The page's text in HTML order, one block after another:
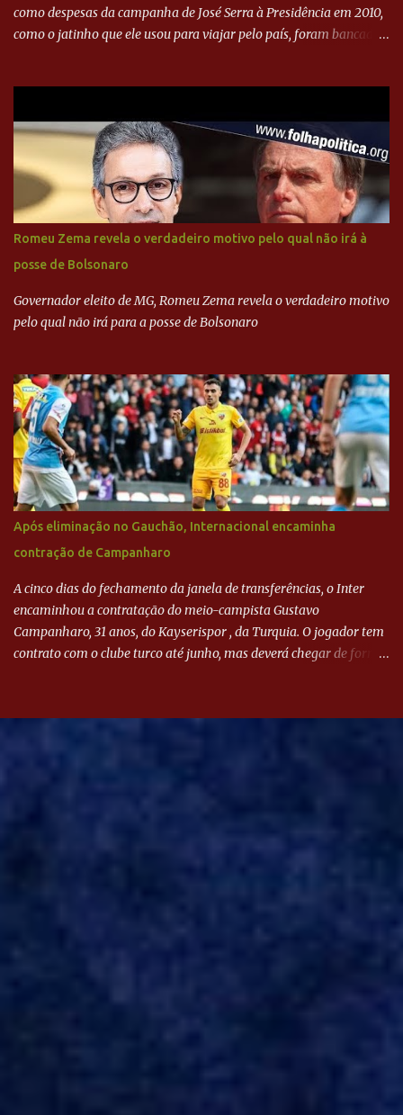
como despesas da campanha de José Serra à Presidência em 2010,
como o jatinho que ele usou para viajar pelo país, foram bancadas
Executiva Nacional do PSDB (Valter Campanato/Agência Brasil) O
texto também põe fim a um mistério: três fontes confirmaram à
revista que o codinome “santo” que aparece em planilhas da
empreiteira refere-se ao governador de São Paulo, Geraldo
Alckmin (PSDB) — nenhum deles, no entanto, disse ter negociado
diretamente com o paulista. Depoimentos mostram como o
dinheiro da Odebrecht bancou a campanha de Serra em 2010 Leia
mais... A Lava Jato chega ao PSDB | VEJA.com
Romeu Zema revela o verdadeiro motivo pelo qual não irá à
posse de Bolsonaro
Governador eleito de MG, Romeu Zema revela o verdadeiro motivo
pelo qual não irá para a posse de Bolsonaro
Após eliminação no Gauchão, Internacional encaminha
contração de Campanharo
A cinco dias do fechamento da janela de transferências, o Inter
encaminhou a contratação do meio-campista Gustavo
Campanharo, 31 anos, do Kayserispor , da Turquia. O jogador tem
contrato com o clube turco até junho, mas deverá chegar de forma
Evian, da França, Hellas Verona, da Itália, e Ludogorets, da
concretizada, o jogador chegará ao Beira-Rio para ser mais uma